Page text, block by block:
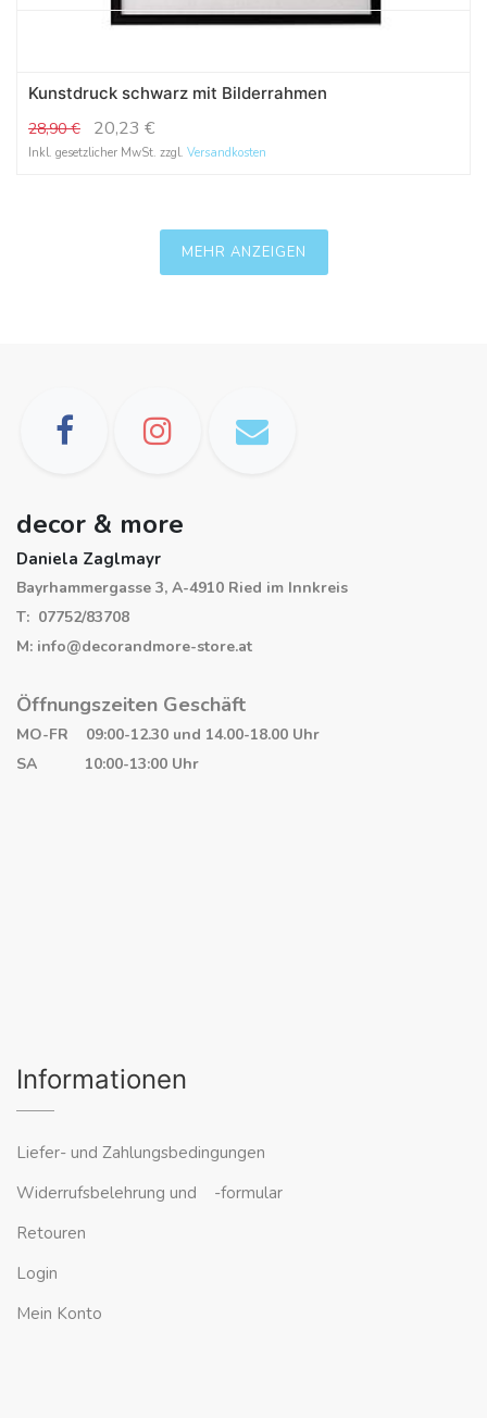
Kunstdruck schwarz mit Bilderrahmen
28,90€ 20,23 €
Inkl. gesetzlicher MwSt. zzgl. Versandkosten
MEHR ANZEIGEN
decor & more
Daniela Zaglmayr
Bayrhammergasse 3, A-4910 Ried im Innkreis
T: 07752/83708
M: info@decorandmore-store.at
Öffnungszeiten Geschäft
MO-FR 09:00-12.30 und 14.00-18.00 Uhr
SA 10:00-13:00 Uhr
Informationen
Liefer- und Zahlungsbedingungen
Widerrufsbelehrung und -formular
Retouren
Login
Mein Konto